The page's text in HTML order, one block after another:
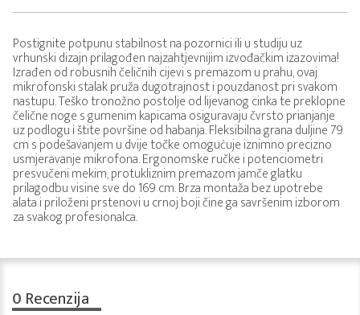
Postignite potpunu stabilnost na pozornici ili u studiju uz
vrhunski dizajn prilagođen najzahtjevnijim izvođačkim izazovima!
Izrađen od robusnih čeličnih cijevi s premazom u prahu, ovaj
mikrofonski stalak pruža dugotrajnost i pouzdanost pri svakom
nastupu. Teško tronožno postolje od lijevanog cinka te preklopne
čelične noge s gumenim kapicama osiguravaju čvrsto prianjanje
uz podlogu i štite površine od habanja. Fleksibilna grana duljine 79
cm s podešavanjem u dvije točke omogućuje iznimno precizno
usmjeravanje mikrofona. Ergonomske ručke i potenciometri
presvučeni mekim, protukliznim premazom jamče glatku
prilagodbu visine sve do 169 cm. Brza montaža bez upotrebe
alata i priloženi prstenovi u crnoj boji čine ga savršenim izborom
za svakog profesionalca.
0 Recenzija